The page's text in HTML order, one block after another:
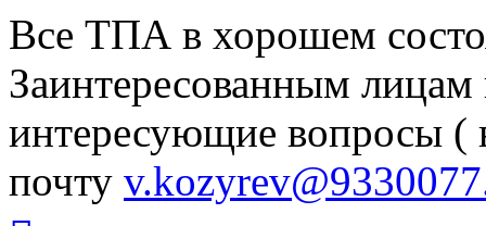
Все ТПА в хорошем
Заинтересованным лицам
интересующие вопросы (
почту